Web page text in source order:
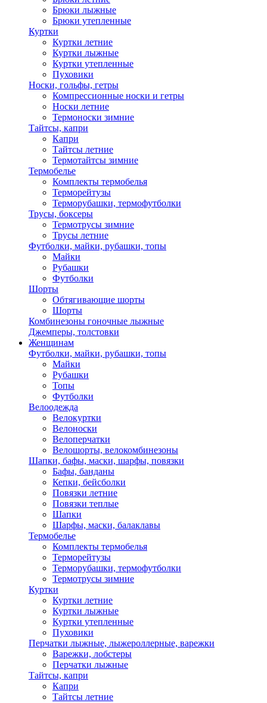
Брюки лыжные
Брюки утепленные
Куртки
Куртки летние
Куртки лыжные
Куртки утепленные
Пуховики
Носки, гольфы, гетры
Компрессионные носки и гетры
Носки летние
Термоноски зимние
Тайтсы, капри
Капри
Тайтсы летние
Термотайтсы зимние
Термобелье
Комплекты термобелья
Терморейтузы
Терморубашки, термофутболки
Трусы, боксеры
Термотрусы зимние
Трусы летние
Футболки, майки, рубашки, топы
Майки
Рубашки
Футболки
Шорты
Обтягивающие шорты
Шорты
Комбинезоны гоночные лыжные
Джемперы, толстовки
Женщинам
Футболки, майки, рубашки, топы
Майки
Рубашки
Топы
Футболки
Велоодежда
Велокуртки
Велоноски
Велоперчатки
Велошорты, велокомбинезоны
Шапки, бафы, маски, шарфы, повязки
Бафы, банданы
Кепки, бейсболки
Повязки летние
Повязки теплые
Шапки
Шарфы, маски, балаклавы
Термобелье
Комплекты термобелья
Терморейтузы
Терморубашки, термофутболки
Термотрусы зимние
Куртки
Куртки летние
Куртки лыжные
Куртки утепленные
Пуховики
Перчатки лыжные, лыжероллерные, варежки
Варежки, лобстеры
Перчатки лыжные
Тайтсы, капри
Капри
Тайтсы летние